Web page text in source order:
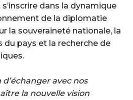
dans la dynamique
de la diplomatie
la souveraineté nationale, la
du pays et la recherche de
d’échanger avec nos
la nouvelle vision